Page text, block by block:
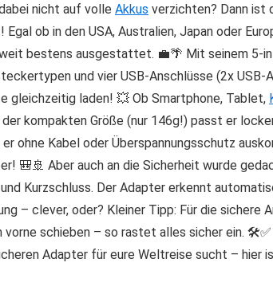
nicht auf volle Akkus verzichten? Dann ist
ob in den USA, Australien, Japan oder
bestens ausgestattet. 💼🌴 Mit seinem 5-
und vier USB-Anschlüsse (2x USB-
gleichzeitig laden! 💥 Ob Smartphone, Tablet,
kompakten Größe (nur 146g!) passt er
er ohne Kabel oder Überspannungsschutz
🎒🚢 Aber auch an die Sicherheit wurde
Kurzschluss. Der Adapter erkennt
– clever, oder? Kleiner Tipp: Für die sichere
schieben – so rastet alles sicher ein.
Adapter für eure Weltreise sucht – hier